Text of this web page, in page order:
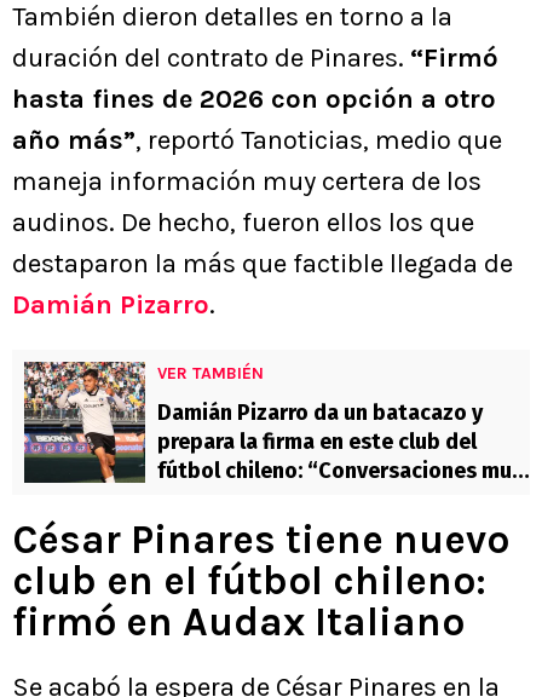
También dieron detalles en torno a la
duración del contrato de Pinares. “Firmó
hasta fines de 2026 con opción a otro
año más”, reportó Tanoticias, medio que
maneja información muy certera de los
audinos. De hecho, fueron ellos los que
destaparon la más que factible llegada de
Damián Pizarro.
VER TAMBIÉN
Damián Pizarro da un batacazo y
prepara la firma en este club del
fútbol chileno: “Conversaciones muy
César Pinares tiene nuevo
club en el fútbol chileno:
firmó en Audax Italiano
Se acabó la espera de César Pinares en la